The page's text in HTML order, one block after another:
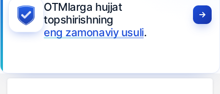
OTMlarga hujjat
topshirishning
eng zamonaviy usuli.